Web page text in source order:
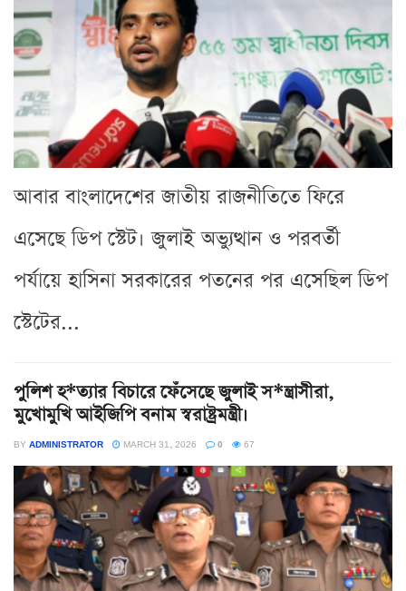
আবার বাংলাদেশের জাতীয় রাজনীতিতে ফিরে
এসেছে ডিপ স্টেট। জুলাই অভ্যুত্থান ও পরবর্তী
পর্যায়ে হাসিনা সরকারের পতনের পর এসেছিল ডিপ
স্টেটের...
পুলিশ হ*ত্যার বিচারে ফেঁসেছে জুলাই স*ন্ত্রাসীরা,
মুখোমুখি আইজিপি বনাম স্বরাষ্ট্রমন্ত্রী।
BY ADMINISTRATOR MARCH 31, 2026 0 67